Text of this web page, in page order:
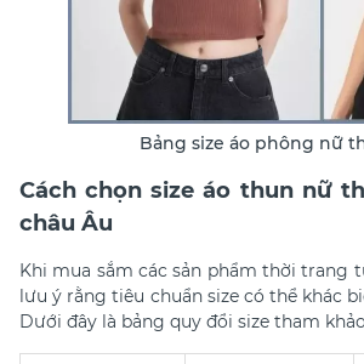
Bảng size áo phông nữ
Cách chọn size áo thun nữ
châu Âu
Khi mua sắm các sản phẩm thời trang
lưu ý rằng tiêu chuẩn size có thể khác
Dưới đây là bảng quy đổi size tham